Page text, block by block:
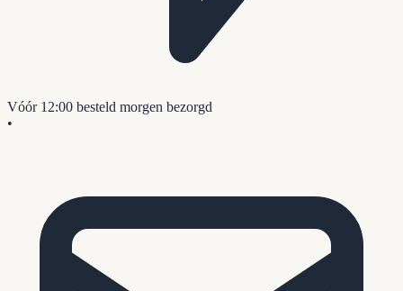
Vóór 12:00 besteld morgen bezorgd
•